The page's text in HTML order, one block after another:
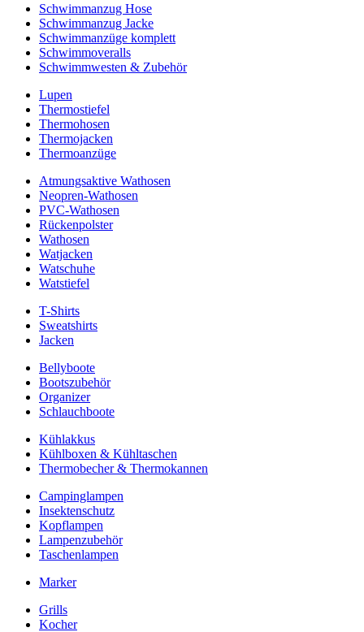
Schwimmanzug Hose
Schwimmanzug Jacke
Schwimmanzüge komplett
Schwimmoveralls
Schwimmwesten & Zubehör
Lupen
Thermostiefel
Thermohosen
Thermojacken
Thermoanzüge
Atmungsaktive Wathosen
Neopren-Wathosen
PVC-Wathosen
Rückenpolster
Wathosen
Watjacken
Watschuhe
Watstiefel
T-Shirts
Sweatshirts
Jacken
Bellyboote
Bootszubehör
Organizer
Schlauchboote
Kühlakkus
Kühlboxen & Kühltaschen
Thermobecher & Thermokannen
Campinglampen
Insektenschutz
Kopflampen
Lampenzubehör
Taschenlampen
Marker
Grills
Kocher